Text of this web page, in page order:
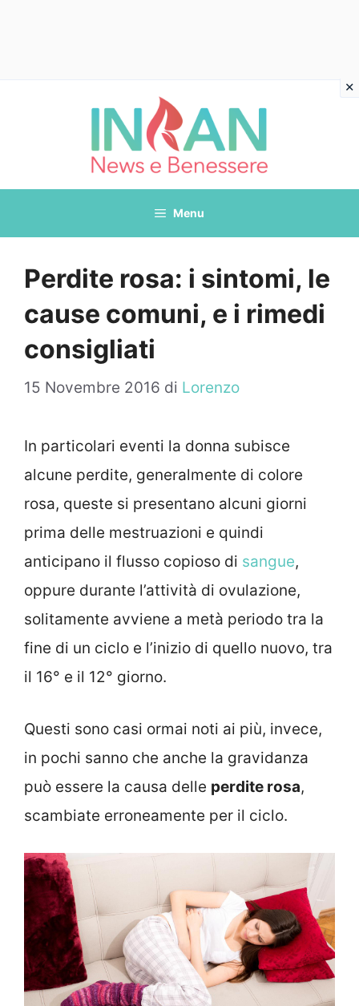
Menu
Perdite rosa: i sintomi, le
cause comuni, e i rimedi
consigliati
15 Novembre 2016 di Lorenzo
In particolari eventi la donna subisce
alcune perdite, generalmente di colore
rosa, queste si presentano alcuni giorni
prima delle mestruazioni e quindi
anticipano il flusso copioso di sangue,
oppure durante l’attività di ovulazione,
solitamente avviene a metà periodo tra la
fine di un ciclo e l’inizio di quello nuovo, tra
il 16° e il 12° giorno.
Questi sono casi ormai noti ai più, invece,
in pochi sanno che anche la gravidanza
può essere la causa delle perdite rosa,
scambiate erroneamente per il ciclo.